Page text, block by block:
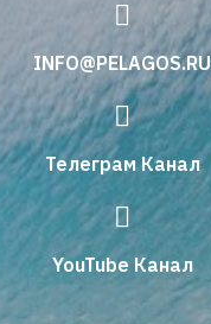
INFO@PELAGOS.RU
Телеграм Канал
YouTube Канал